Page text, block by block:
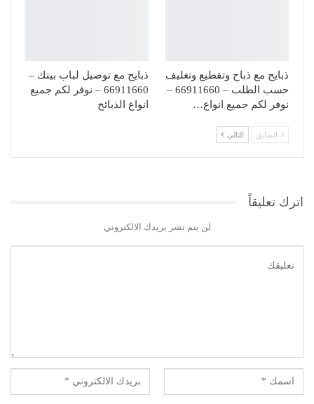
ذبايح مع ذباح وتقطيع وتغليف
حسب الطلب – 66911660 –
نوفر لكم جميع انواع…
ذبايح مع توصيل لباب بيتك –
66911660 – نوفر لكم جميع
انواع الذبائح
السابق التالي
اترك تعليقاً
لن يتم نشر بريدك الالكتروني